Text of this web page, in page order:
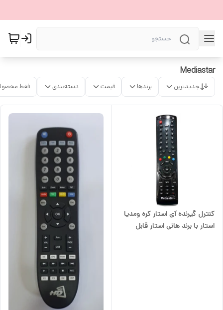
Mediastar
جدیدترین برندها قیمت دسته‌بندی فقط
کنترل گیرنده آی استار کره ومدیا
استار با برند هانی استار قابل